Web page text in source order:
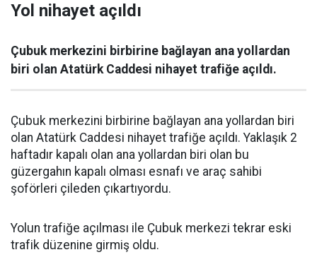
Yol nihayet açıldı
Çubuk merkezini birbirine bağlayan ana yollardan
biri olan Atatürk Caddesi nihayet trafiğe açıldı.
Çubuk merkezini birbirine bağlayan ana yollardan biri
olan Atatürk Caddesi nihayet trafiğe açıldı. Yaklaşık 2
haftadır kapalı olan ana yollardan biri olan bu
güzergahın kapalı olması esnafı ve araç sahibi
şoförleri çileden çıkartıyordu.
Yolun trafiğe açılması ile Çubuk merkezi tekrar eski
trafik düzenine girmiş oldu.